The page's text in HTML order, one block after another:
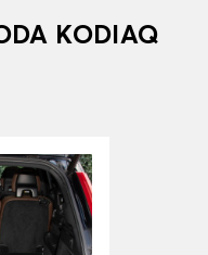
KODIAQ